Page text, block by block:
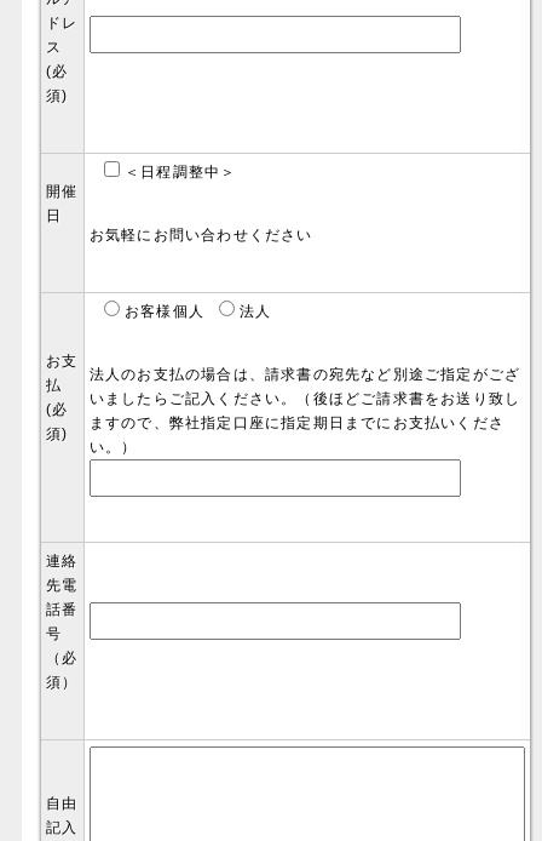
ドレ
ス
(必
須)
開催
日
＜日程調整中＞
お気軽にお問い合わせください
お支
払
(必
須)
お客様個人 法人
法人のお支払の場合は、請求書の宛先など別途ご指定がござ
いましたらご記入ください。（後ほどご請求書をお送り致し
ますので、弊社指定口座に指定期日までにお支払いくださ
い。）
連絡
先電
話番
号
（必
須）
自由
記入